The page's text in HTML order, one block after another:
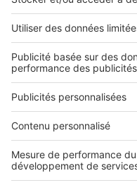
Nos applications
Découvrez nos applications
Services pro